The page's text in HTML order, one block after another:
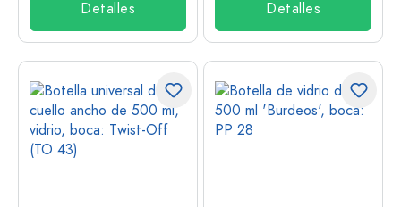
Detalles Detalles